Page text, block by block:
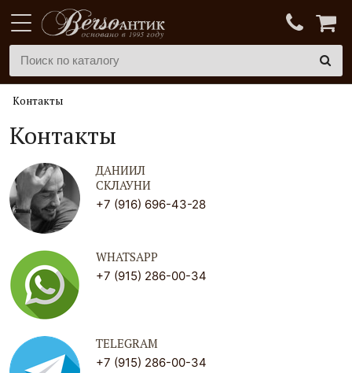
Контакты
Контакты
ДАНИИЛ
СКЛАУНИ
+7 (916) 696-43-28
WHATSAPP
+7 (915) 286-00-34
TELEGRAM
+7 (915) 286-00-34